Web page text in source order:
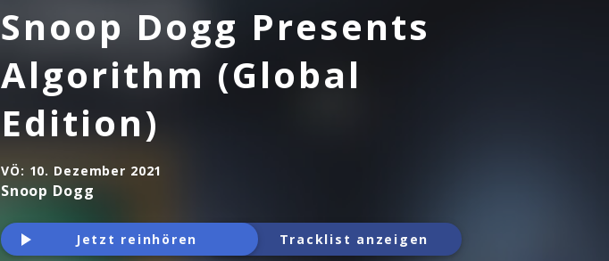
Snoop Dogg Presents
Algorithm (Global
Edition)
VÖ: 10. Dezember 2021
Snoop Dogg
Jetzt reinhören Tracklist anzeigen